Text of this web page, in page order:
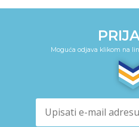
Moguća odjava klikom na